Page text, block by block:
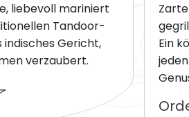
liebevoll mariniert
Tandoor-
indisches Gericht,
verzaubert.
Ein